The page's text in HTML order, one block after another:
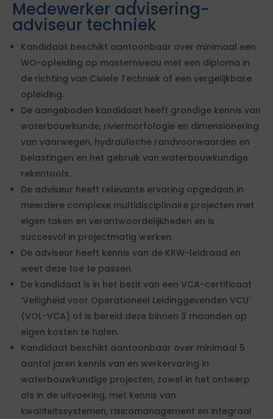
Medewerker advisering-
adviseur techniek
Kandidaat beschikt aantoonbaar over minimaal een
WO-opleiding op masterniveau met een diploma in
de richting van Civiele Techniek of een vergelijkbare
opleiding.
De aangeboden kandidaat heeft grondige kennis van
waterbouwkunde, riviermorfologie en dimensionering
van vaarwegen, hydraulische randvoorwaarden en
belastingen en het gebruik van waterbouwkundige
rekentools.
De adviseur heeft relevante ervaring opgedaan in
meerdere complexe multidisciplinaire projecten met
eigen taken en verantwoordelijkheden en is
succesvol in projectmatig werken.
De adviseur heeft kennis van de KRW-leidraad en
weet deze toe te passen.
De kandidaat is in het bezit van een VCA-certificaat
‘Veiligheid voor Operationeel Leidinggevenden VCU’
(VOL-VCA) of is bereid deze binnen 3 maanden op
eigen kosten te halen.
Kandidaat beschikt aantoonbaar over minimaal 5
aantal jaren kennis van en werkervaring in
waterbouwkundige projecten, zowel in het ontwerp
als in de uitvoering, met kennis van
kwaliteitssystemen, risicomanagement en integraal